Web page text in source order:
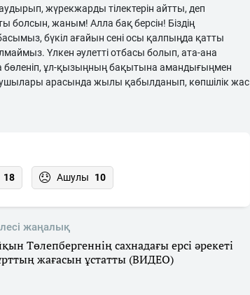
жүрекжарды тілектерін айтты, деп
болсын, жаным! Алла бақ берсін! Біздің
бүкіл ағайын сені осы қалпыңда қатты
Үлкен әулетті отбасы болып, ата-ана
бөленіп, ұл-қызыңның бақытына амандығыңмен
арасында жылы қабылданып, көпшілік жас
18 Ашулы 10
жаңалық
Төлепбергеннің сахнадағы ерсі әрекеті
жағасын ұстатты (ВИДЕО)